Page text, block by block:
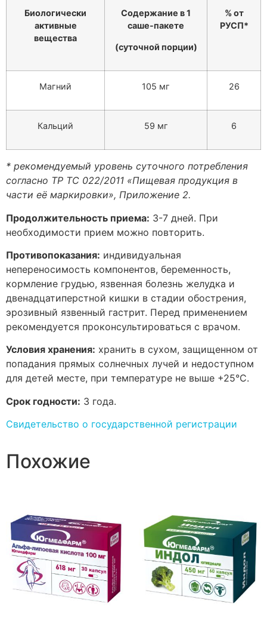
Биологически
активные
вещества
Содержание в 1
саше-пакете
(суточной порции)
% от
РУСП*
Магний 105 мг 26
Кальций 59 мг 6
* рекомендуемый уровень суточного потребления
согласно ТР ТС 022/2011 «Пищевая продукция в
части её маркировки», Приложение 2.
Продолжительность приема: 3-7 дней. При
необходимости прием можно повторить.
Противопоказания: индивидуальная
непереносимость компонентов, беременность,
кормление грудью, язвенная болезнь желудка и
двенадцатиперстной кишки в стадии обострения,
эрозивный язвенный гастрит. Перед применением
рекомендуется проконсультироваться с врачом.
Условия хранения: хранить в сухом, защищенном от
попадания прямых солнечных лучей и недоступном
для детей месте, при температуре не выше +25°С.
Срок годности: 3 года.
Свидетельство о государственной регистрации
Похожие